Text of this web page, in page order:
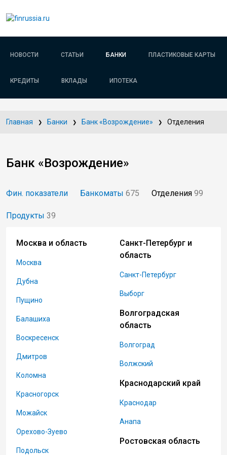
НОВОСТИ СТАТЬИ БАНКИ ПЛАСТИКОВЫЕ КАРТЫ
КРЕДИТЫ ВКЛАДЫ ИПОТЕКА
Главная Банки Банк «Возрождение» Отделения
Банк «Возрождение»
Фин. показатели Банкоматы 675 Отделения 99
Продукты 39
Москва и область
Москва
Дубна
Пущино
Балашиха
Воскресенск
Дмитров
Коломна
Красногорск
Можайск
Орехово-Зуево
Подольск
Санкт-Петербург и
область
Санкт-Петербург
Выборг
Волгоградская
область
Волгоград
Волжский
Краснодарский край
Краснодар
Анапа
Ростовская область